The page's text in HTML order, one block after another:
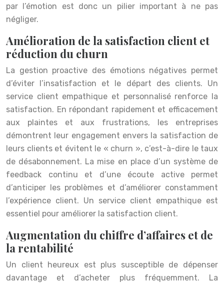
par l’émotion est donc un pilier important à ne pas
négliger.
Amélioration de la satisfaction client et
réduction du churn
La gestion proactive des émotions négatives permet
d’éviter l’insatisfaction et le départ des clients. Un
service client empathique et personnalisé renforce la
satisfaction. En répondant rapidement et efficacement
aux plaintes et aux frustrations, les entreprises
démontrent leur engagement envers la satisfaction de
leurs clients et évitent le « churn », c’est-à-dire le taux
de désabonnement. La mise en place d’un système de
feedback continu et d’une écoute active permet
d’anticiper les problèmes et d’améliorer constamment
l’expérience client. Un service client empathique est
essentiel pour améliorer la satisfaction client.
Augmentation du chiffre d’affaires et de
la rentabilité
Un client heureux est plus susceptible de dépenser
davantage et d’acheter plus fréquemment. La